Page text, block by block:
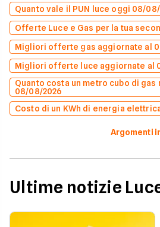
Quanto vale il PUN luce oggi 08/08/
Offerte Luce e Gas per la tua
Migliori offerte gas aggiornate al
Migliori offerte luce aggiornate al
Quanto costa un metro cubo di gas
08/08/2026
Costo di un KWh di energia
Argomenti
Ultime notizie